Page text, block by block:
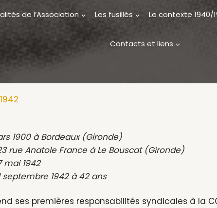
de l’Association Les fusillés Le contexte 1940/
Contacts et liens
1900 à Bordeaux (Gironde)
rue Anatole France à Le Bouscat (Gironde)
mai 1942
septembre 1942 à 42 ans
ses premières responsabilités syndicales à la